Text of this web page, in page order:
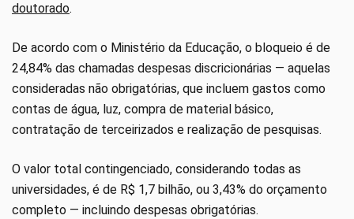
doutorado.
De acordo com o Ministério da Educação, o bloqueio é de
24,84% das chamadas despesas discricionárias — aquelas
consideradas não obrigatórias, que incluem gastos como
contas de água, luz, compra de material básico,
contratação de terceirizados e realização de pesquisas.
O valor total contingenciado, considerando todas as
universidades, é de R$ 1,7 bilhão, ou 3,43% do orçamento
completo — incluindo despesas obrigatórias.